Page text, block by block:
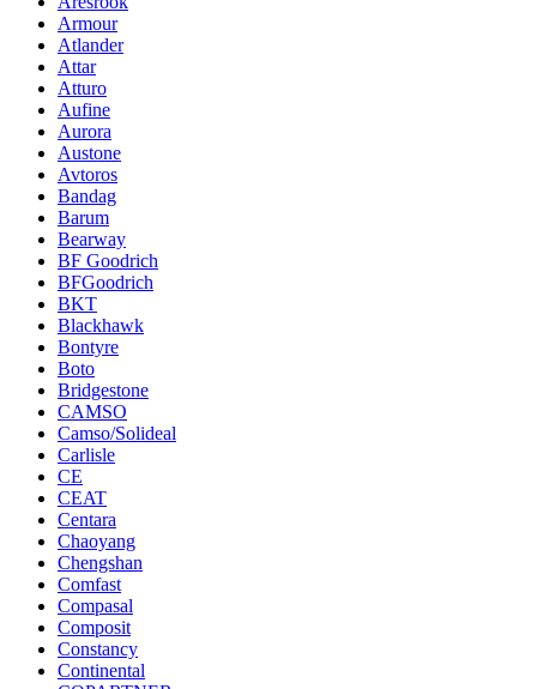
Armour
Atlander
Attar
Atturo
Aufine
Aurora
Austone
Avtoros
Bandag
Barum
Bearway
BF Goodrich
BFGoodrich
BKT
Blackhawk
Bontyre
Boto
Bridgestone
CAMSO
Camso/Solideal
Carlisle
CE
CEAT
Centara
Chaoyang
Chengshan
Comfast
Compasal
Composit
Constancy
Continental